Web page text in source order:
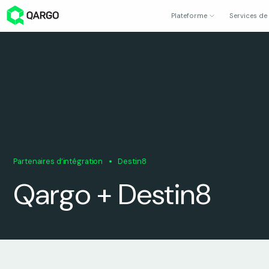
Plateforme Services
Partenaires d’intégration Destin8
Qargo + Destin8